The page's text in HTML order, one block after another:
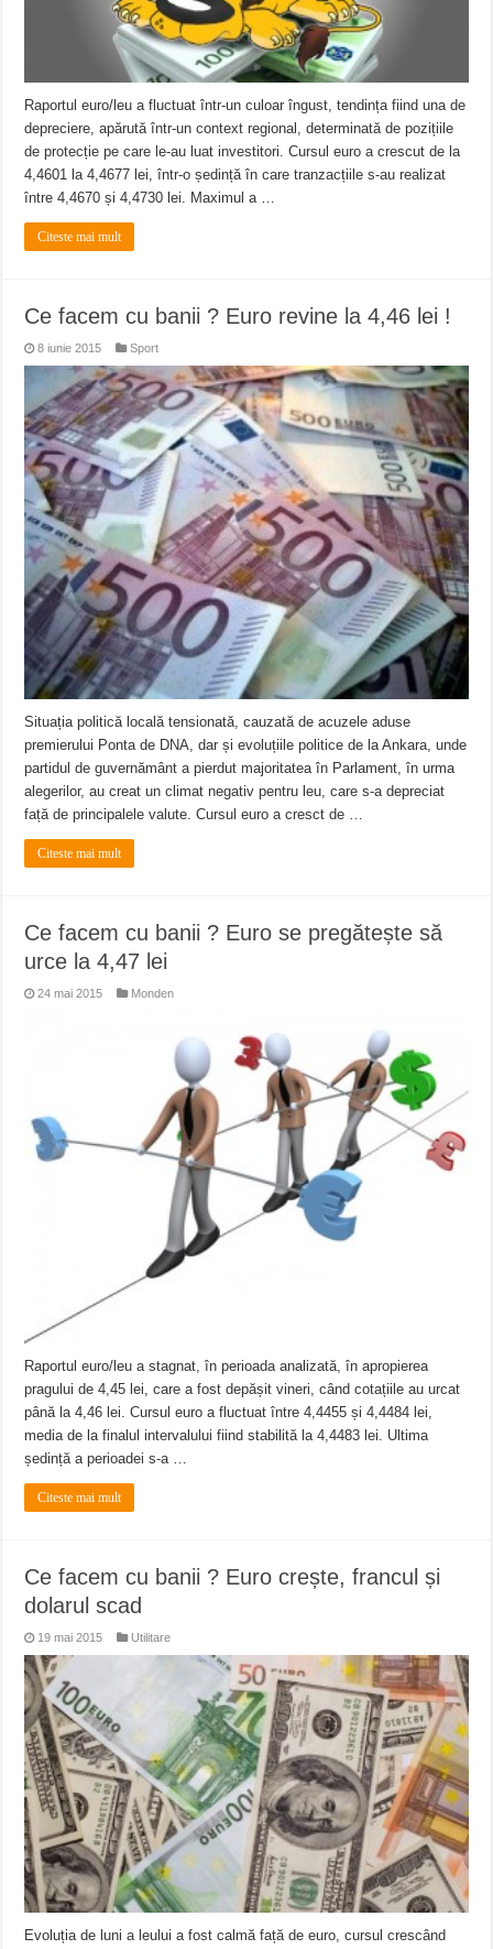
Raportul euro/leu a fluctuat într-un culoar îngust, tendința fiind una de
depreciere, apărută într-un context regional, determinată de pozițiile
de protecție pe care le-au luat investitori. Cursul euro a crescut de la
4,4601 la 4,4677 lei, într-o ședință în care tranzacțiile s-au realizat
între 4,4670 și 4,4730 lei. Maximul a …
Citeste mai mult
Ce facem cu banii ? Euro revine la 4,46 lei !
8 iunie 2015 Sport
Situația politică locală tensionată, cauzată de acuzele aduse
premierului Ponta de DNA, dar și evoluțiile politice de la Ankara, unde
partidul de guvernământ a pierdut majoritatea în Parlament, în urma
alegerilor, au creat un climat negativ pentru leu, care s-a depreciat
față de principalele valute. Cursul euro a cresct de …
Citeste mai mult
Ce facem cu banii ? Euro se pregătește să
urce la 4,47 lei
24 mai 2015 Monden
Raportul euro/leu a stagnat, în perioada analizată, în apropierea
pragului de 4,45 lei, care a fost depășit vineri, când cotațiile au urcat
până la 4,46 lei. Cursul euro a fluctuat între 4,4455 și 4,4484 lei,
media de la finalul intervalului fiind stabilită la 4,4483 lei. Ultima
ședință a perioadei s-a …
Citeste mai mult
Ce facem cu banii ? Euro crește, francul și
dolarul scad
19 mai 2015 Utilitare
Evoluția de luni a leului a fost calmă față de euro, cursul crescând